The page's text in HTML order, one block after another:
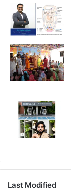
Last Modified